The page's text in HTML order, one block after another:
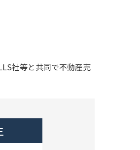
社等と共同で不動産売